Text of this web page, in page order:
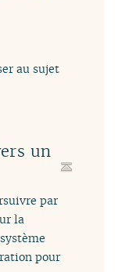
au sujet
un
par
la
pour